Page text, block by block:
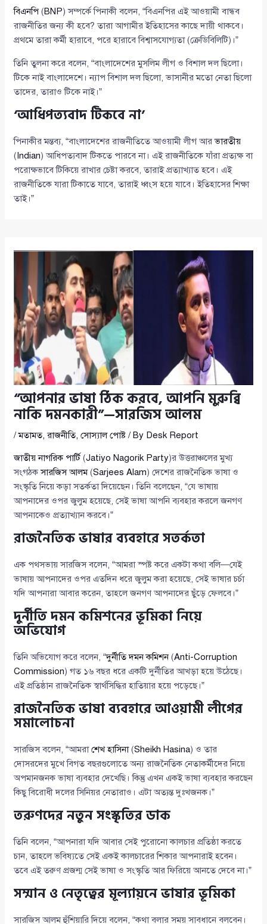
বিএনপি (BNP) সম্পর্কে পিনাকী বলেন, “বিএনপির এই আওয়ামী বান্ধব
রাজনীতির জন্য কী হবে? তারা আগামীর ইতিহাসের কাছে দায়ী থাকবে।
প্রথমে তারা কর্মী হারাবে, পরে হারাবে বিশ্বাসযোগ্যতা (ক্রেডিবিলিটি)।”
তিনি তুলনা করে বলেন, “বাংলাদেশের মুসলিম লীগ ও বিশাল দল ছিলো।
টিকে নাই বাংলাদেশে। ন্যাপ বিশাল দল ছিলো, ভাসানীর মতো নেতা ছিলো
তাদের, তারাও টিকে নাই।”
‘আধিপত্যবাদ টিকবে না’
পিনাকীর মন্তব্য, “বাংলাদেশের রাজনীতিতে আওয়ামী লীগ আরভারতীয়
( Indian) আধিপত্যবাদ টিকতে পারবে না। এই রাজনীতিকে যাঁরা প্রত্যক্ষ বা
পরোক্ষভাবে টিকিয়ে রাখার চেষ্টা করবে, তারাই প্রত্যাখ্যাত হবে। এই
রাজনীতিকে যারা টিকাতে যাবে, তারাই ধ্বংস হয়ে যাবে। ইতিহাসের শিক্ষা
তাই।”
“আপনার ভাষা ঠিক করবে, আপনি মুরুব্বি
নাকি দমনকারী”—সারজিস আলম
/মতামত,রাজনীতি,সোস্যাল পোষ্ট / By Desk Report
জাতীয় নাগরিক পার্টি (Jatiyo Nagorik Party)র উত্তরাঞ্চলের মুখ্য
সংগঠকসারজিস আলম(Sarjees Alam) দেশের রাজনৈতিক ভাষা ও
সংস্কৃতি নিয়ে কড়া সতর্কতা দিয়েছেন। তিনি বলেছেন, “যে ভাষায়
আপনাদের ওপর জুলুম হয়েছে, সেই ভাষা আপনি ব্যবহার করলে জনগণ
আপনাকেও প্রত্যাখ্যান করবে।”
রাজনৈতিক ভাষার ব্যবহারে সতর্কতা
এক পথসভায় সারজিস বলেন, “আমরা স্পষ্ট করে একটা কথা বলি—যেই
ভাষায় আপনাদের ওপর এতদিন ধরে জুলুম করা হয়েছে, সেই ভাষার চর্চা
যদি আপনারা আবার করেন, তাহলে জনগণ আপনাদের ছুঁড়ে ফেলবে।”
দুর্নীতি দমন কমিশনের ভূমিকা নিয়ে
অভিযোগ
তিনি অভিযোগ করে বলেন, “দুর্নীতি দমন কমিশন(Anti-Corruption
Commission) গত ১৬ বছর ধরে একটি দুর্নীতির আখড়া হয়ে উঠেছে।
এই প্রতিষ্ঠান রাজনৈতিক স্বার্থসিদ্ধির হাতিয়ার হয়ে পড়েছে।”
রাজনৈতিক ভাষা ব্যবহারে আওয়ামী লীগের
সমালোচনা
সারজিস বলেন, “আমরাশেখ হাসিনা(Sheikh Hasina) ও তার
দোসরদের মুখে বিগত বছরগুলোতে অন্য রাজনৈতিক নেতাকর্মীদের নিয়ে
অপমানজনক ভাষা ব্যবহার দেখেছি। কিন্তু এখন একই ভাষা ব্যবহার করছেন
কিছু বিরোধী দলের সিনিয়র নেতারাও। এটা অত্যন্ত দুঃখজনক।”
তরুণদের নতুন সংস্কৃতির ডাক
তিনি বলেন, “আপনারা যদি আবার সেই পুরোনো কালচার প্রতিষ্ঠা করতে
চান, তাহলে ভবিষ্যতে সেই একই কালচারের শিকার আপনারাই হবেন।
তবে এই তরুণ প্রজন্ম সেই ভাষা ও সংস্কৃতি আর ফিরিয়ে আনতে দেবে না।”
সম্মান ও নেতৃত্বের মূল্যায়নে ভাষার ভূমিকা
সারজিস আলম হুঁশিয়ারি দিয়ে বলেন, “কথা বলার সময় সাবধানে বলবেন।